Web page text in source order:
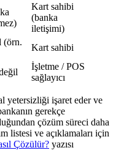
Kart sahibi
(banka
iletişimi)
(örn.
Kart sahibi
İşletme / POS
sağlayıcı
yetersizliği işaret eder ve
gerekçe
çözüm süreci daha
listesi ve açıklamaları için
Çözülür? yazısı